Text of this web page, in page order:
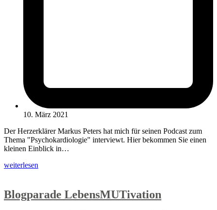
10. März 2021
Der Herzerklärer Markus Peters hat mich für seinen Podcast zum
Thema "Psychokardiologie" interviewt. Hier bekommen Sie einen
kleinen Einblick in…
weiterlesen
Blogparade LebensMUTivation